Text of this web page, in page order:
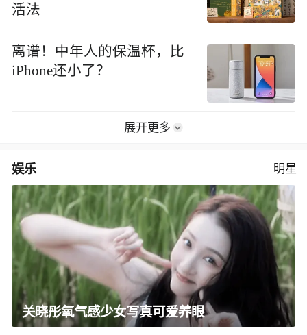
活法
离谱！中年人的保温杯，比
iPhone还小了？
展开更多
娱乐 明星
关晓彤氧气感少女写真可爱养眼